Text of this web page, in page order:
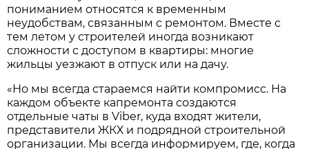
пониманием относятся к временным
неудобствам, связанным с ремонтом. Вместе с
тем летом у строителей иногда возникают
сложности с доступом в квартиры: многие
жильцы уезжают в отпуск или на дачу.
«Но мы всегда стараемся найти компромисс. На
каждом объекте капремонта создаются
отдельные чаты в Viber, куда входят жители,
представители ЖКХ и подрядной строительной
организации. Мы всегда информируем, где, когда